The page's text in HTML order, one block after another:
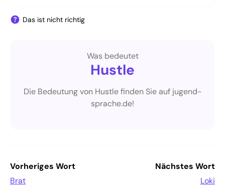
Das ist nicht richtig
Was bedeutet
Hustle
Die Bedeutung von Hustle finden Sie auf jugend-
sprache.de!
Vorheriges Wort
Brat
Nächstes Wort
Loki